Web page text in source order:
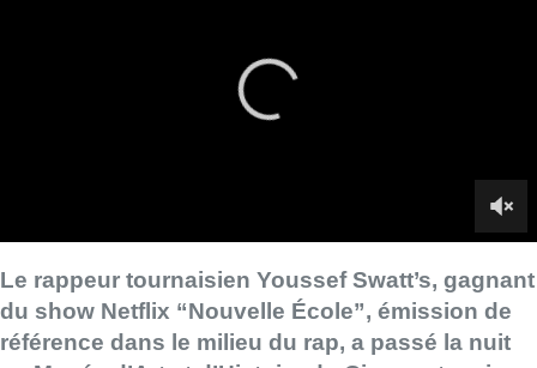
Une manière de mélanger les formes d’art, entre peintures,
sculptures, objets et l’écriture par ce qu’il maîtrise le mieux : le
Après avoir sold out l’Ancienne Belgique et collaboré avec des
grands noms de la chanson française, le jeune homme sort un
nouvel EP : “Chute Libre”. Il est à l’affiche de la “Last Arena” au
festival de Dour le 19 juillet.